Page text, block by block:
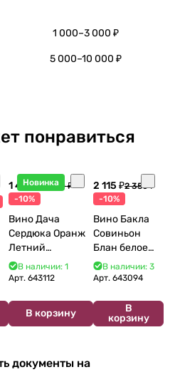
1 000–3 000 ₽
5 000–10 000 ₽
понравиться
Новинка
1 440 ₽1 600 ₽
-10%
Вино Дача
Сердюка Оранж
Летний
Сибирьковый
2024 750 мл
В наличии: 1
Арт. 643112
В корзину
2 115 ₽2 350 ₽
-10%
Вино Бакла
Совиньон
Блан белое
сухое 750 мл
12%
В наличии: 3
Арт.643094
В
корзину
документы на